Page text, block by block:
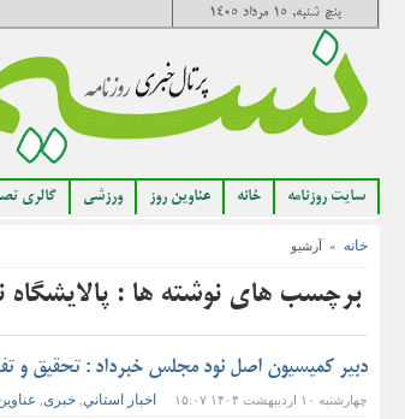
پنج شنبه, ۱۵ مرداد ۱۴۰۵
سایت روزنامه خانه عناوین روز ورزشی گالری
خانه » آرشیو
برچسب های نوشته ها : پالایشگاه
دبیر کمیسیون اصل نود مجلس خبرداد : تحقیق و
چهارشنبه ۱۰ اردیبهشت ۱۴۰۴ ۱۵:۰۷ اخبار استاني خبری